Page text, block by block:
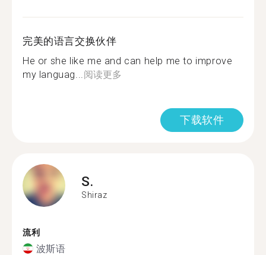
完美的语言交换伙伴
He or she like me and can help me to improve
my languag...阅读更多
下载软件
S.
Shiraz
流利
波斯语